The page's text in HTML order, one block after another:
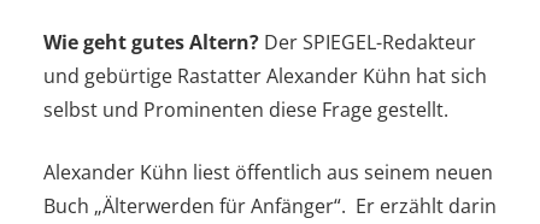
Wie geht gutes Altern? Der SPIEGEL-Redakteur
und gebürtige Rastatter Alexander Kühn hat sich
selbst und Prominenten diese Frage gestellt.
Alexander Kühn liest öffentlich aus seinem neuen
Buch „Älterwerden für Anfänger“. Er erzählt darin